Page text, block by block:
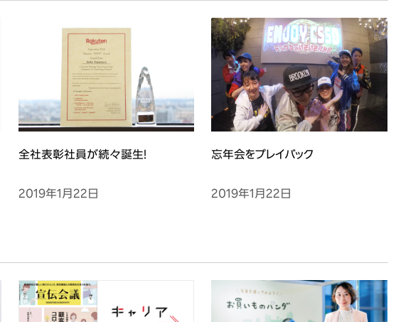
全社表彰社員が続々誕生！
2019年1月22日
忘年会をプレイバック
2019年1月22日